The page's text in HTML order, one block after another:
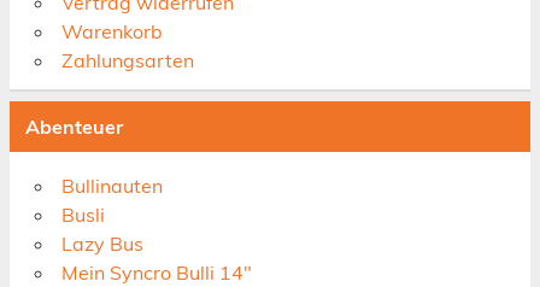
Warenkorb
Zahlungsarten
Abenteuer
Bullinauten
Busli
Lazy Bus
Mein Syncro Bulli 14"